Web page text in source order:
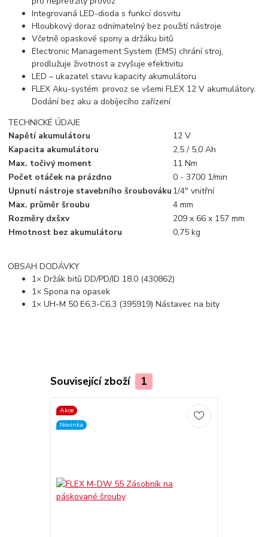
Integrovaná LED-dioda s funkcí dosvitu
Hloubkový doraz odnímatelný bez použití nástroje
Včetně opaskové spony a držáku bitů
Electronic Management System (EMS) chrání stroj,
prodlužuje životnost a zvyšuje efektivitu
LED – ukazatel stavu kapacity akumulátoru
FLEX Aku-systém: provoz se všemi FLEX 12 V akumulátory.
Dodání bez aku a dobíjecího zařízení
TECHNICKÉ ÚDAJE
Napětí akumulátoru
12 V
Kapacita akumulátoru
2,5 / 5,0 Ah
Max. točivý moment
11 Nm
Počet otáček na prázdno
0 - 3700 1/min
Upnutí nástroje stavebního šroubováku 1/4" vnitřní
Max. průměr šroubu
4 mm
Rozměry dxšxv
209 x 66 x 157 mm
Hmotnost bez akumulátoru
0,75 kg
OBSAH DODÁVKY
1× Držák bitů DD/PD/ID 18.0 (430862)
1× Spona na opasek
1× UH-M 50 E6,3-C6,3 (395919) Nástavec na bity
Související zboží 1
Akce
Novinka